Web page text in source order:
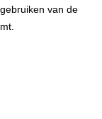
van de